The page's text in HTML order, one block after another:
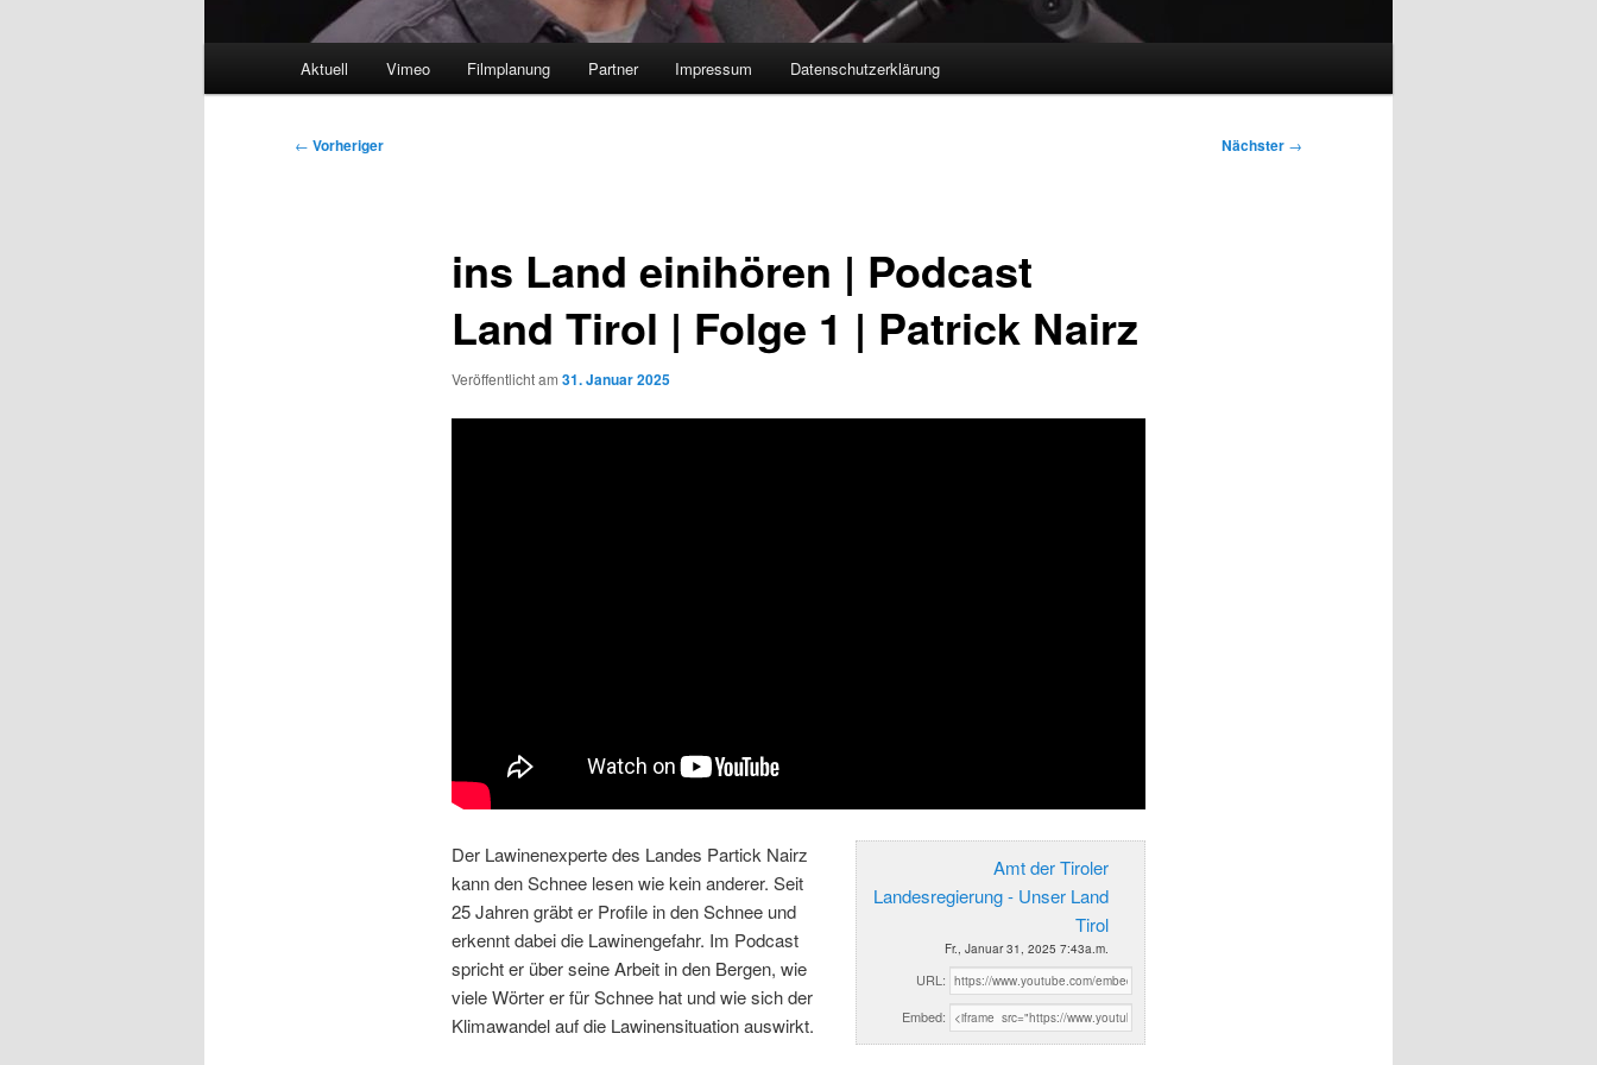
Aktuell Vimeo Filmplanung Partner Impressum Datenschutzerklärung
Beitragsnavigation
← Vorheriger Nächster →
ins Land einihören | Podcast
Land Tirol | Folge 1 | Patrick Nairz
Veröffentlicht am 31. Januar 2025
Amt der Tiroler
Landesregierung - Unser Land
Tirol
Fr., Januar 31, 2025 7:43a.m.
URL:
Embed:
Der Lawinenexperte des Landes Partick Nairz
kann den Schnee lesen wie kein anderer. Seit
25 Jahren gräbt er Profile in den Schnee und
erkennt dabei die Lawinengefahr. Im Podcast
spricht er über seine Arbeit in den Bergen, wie
viele Wörter er für Schnee hat und wie sich der
Klimawandel auf die Lawinensituation auswirkt.